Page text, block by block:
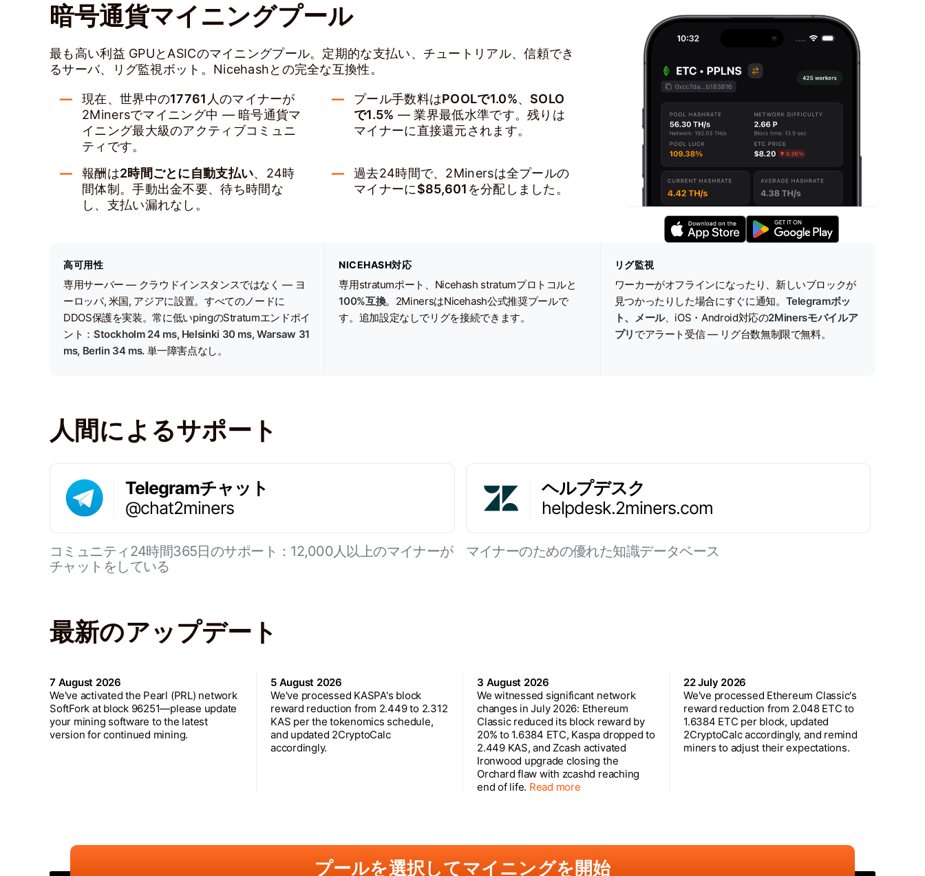
暗号通貨マイニングプール
最も高い利益 GPUとASICのマイニングプール。定期的な支払い、チュートリアル、信頼でき
るサーバ、リグ監視ボット。Nicehashとの完全な互換性。
現在、世界中の17761 人のマイナーが
2Minersでマイニング中 — 暗号通貨マ
イニング最大級のアクティブコミュニ
ティです。
プール手数料はPOOLで1.0%、 SOLO
で1.5% — 業界最低水準です。残りは
マイナーに直接還元されます。
報酬は2時間ごとに自動支払い、24時
間体制。手動出金不要、待ち時間な
し、支払い漏れなし。
過去24時間で、2Minersは全プールの
マイナーに$85,601 を分配しました。
高可用性
専用サーバー — クラウドインスタンスではなく — ヨ
ーロッパ, 米国, アジアに設置。すべてのノードに
DDOS保護を実装。常に低いpingのStratumエンドポイ
ント： Stockholm 24 ms, Helsinki 30 ms, Warsaw 31
ms, Berlin 34 ms.単一障害点なし。
NICEHASH対応
専用stratumポート、Nicehash stratumプロトコルと
100%互換。2MinersはNicehash公式推奨プールで
す。追加設定なしでリグを接続できます。
リグ監視
ワーカーがオフラインになったり、新しいブロックが
見つかったりした場合にすぐに通知。 Telegramボッ
ト、メール、iOS・Android対応の2Minersモバイルア
プリ でアラート受信 — リグ台数無制限で無料。
人間によるサポート
Telegramチャット
@chat2miners
コミュニティ24時間365日のサポート：12,000人以上のマイナーが
チャットをしている
ヘルプデスク
helpdesk.2miners.com
マイナーのための優れた知識データベース
最新のアップデート
7 August 2026
We've activated the Pearl (PRL) network
SoftFork at block 96251—please update
your mining software to the latest
version for continued mining.
5 August 2026
We've processed KASPA's block
reward reduction from 2.449 to 2.312
KAS per the tokenomics schedule,
and updated 2CryptoCalc
accordingly.
3 August 2026
We witnessed significant network
changes in July 2026: Ethereum
Classic reduced its block reward by
20% to 1.6384 ETC, Kaspa dropped to
2.449 KAS, and Zcash activated
Ironwood upgrade closing the
Orchard flaw with zcashd reaching
end of life. Read more
22 July 2026
We've processed Ethereum Classic's
reward reduction from 2.048 ETC to
1.6384 ETC per block, updated
2CryptoCalc accordingly, and remind
miners to adjust their expectations.
プールを選択してマイニングを開始